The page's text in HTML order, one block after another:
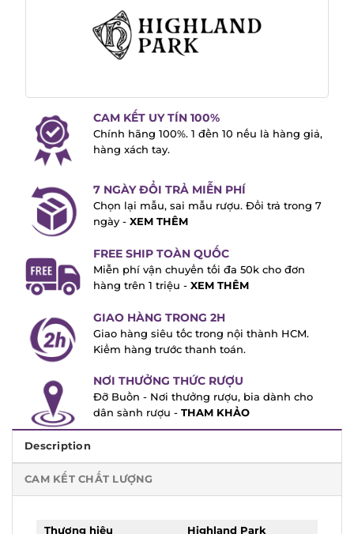
CAM KẾT UY TÍN 100%
Chính hãng 100%. 1 đền 10 nếu là hàng
giả, hàng xách tay.
7 NGÀY ĐỔI TRẢ MIỄN PHÍ
Chọn lại mẫu, sai mẫu rượu. Đổi trả trong
7 ngày -XEM THÊM
FREE SHIP TOÀN QUỐC
Miễn phí vận chuyển tối đa 50k cho đơn
hàng trên 1 triệu -
XEM THÊM
GIAO HÀNG TRONG 2H
Giao hàng siêu tốc trong nội thành HCM.
Kiểm hàng trước thanh toán.
NƠI THƯỞNG THỨC RƯỢU
Đỡ Buồn - Nơi thưởng rượu, bia dành cho
dân sành rượu -
THAM KHẢO
Description
CAM KẾT CHẤT LƯỢNG
Thương hiệu Highland Park